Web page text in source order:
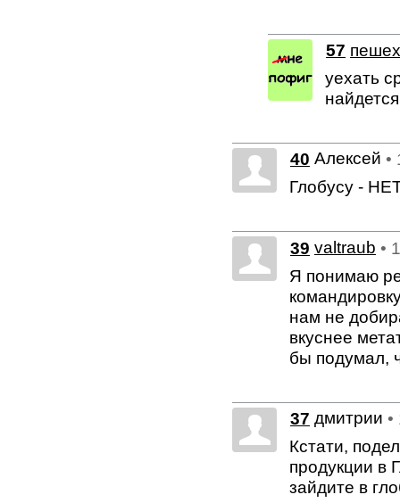
57
уехать
40 Алексей •
Глобусу -
39 valtraub •
Я понимаю
нам не
вкуснее
бы подумал,
37 дмитрии
Кстати,
продукции в
зайдите в